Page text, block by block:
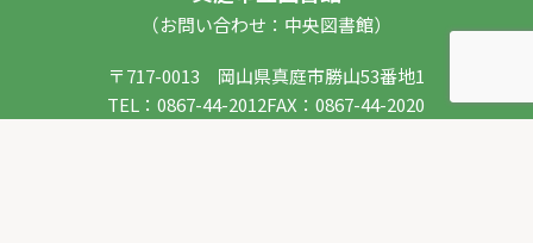
（お問い合わせ：中央図書館）
〒717-0013 岡山県真庭市勝山53番地1
TEL：0867-44-2012FAX：0867-44-2020